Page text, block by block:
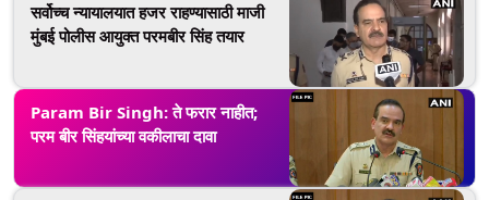
सर्वोच्च न्यायालयात हजर राहण्यासाठी माजी
मुंबई पोलीस आयुक्त परमबीर सिंह तयार
Param Bir Singh: ते फरार नाहीत;
परम बीर सिंहयांच्या वकीलाचा दावा